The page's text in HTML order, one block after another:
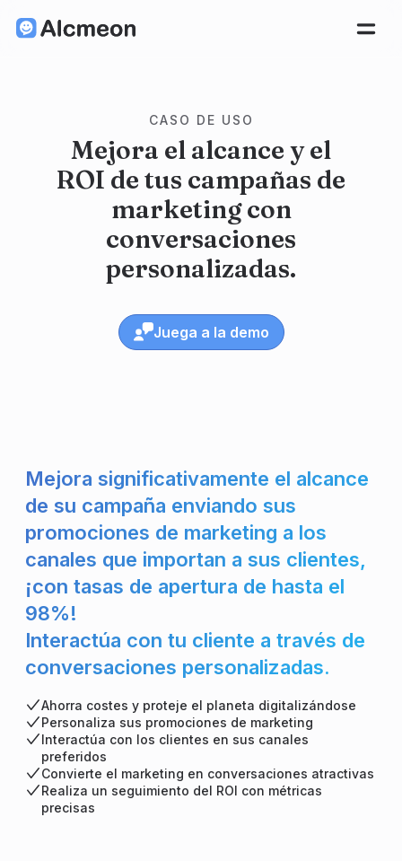
CASO DE USO
Mejora el alcance y el
ROI de tus campañas de
marketing con
conversaciones
personalizadas.
Juega a la demo
Mejora significativamente el alcance
de su campaña enviando sus
promociones de marketing a los
canales que importan a sus clientes,
¡con tasas de apertura de hasta el
98%!
Interactúa con tu cliente a través de
conversaciones personalizadas.
Ahorra costes y proteje el planeta digitalizándose
Personaliza sus promociones de marketing
Interactúa con los clientes en sus canales
preferidos
Convierte el marketing en conversaciones atractivas
Realiza un seguimiento del ROI con métricas
precisas